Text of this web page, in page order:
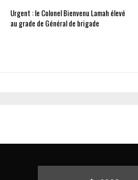
Urgent : le Colonel Bienvenu Lamah élevé
au grade de Général de brigade